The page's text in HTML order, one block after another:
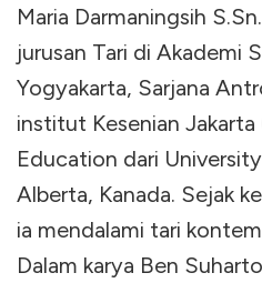
Maria Darmaningsih
jurusan Tari di Akademi
Yogyakarta, Sarjana
institut Kesenian
Education dari
Alberta, Kanada. Sejak
ia mendalami tari
Dalam karya Ben